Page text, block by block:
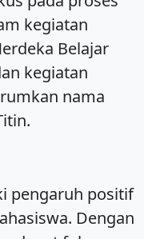
kegiatan
Belajar
kegiatan
nama
pengaruh positif
Dengan